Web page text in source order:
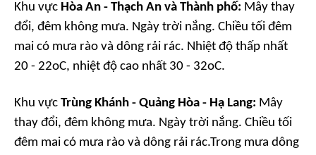
Khu vực Hòa An - Thạch An và Thành phố: Mây thay
đổi, đêm không mưa. Ngày trời nắng. Chiều tối đêm
mai có mưa rào và dông rải rác. Nhiệt độ thấp nhất
20 - 22oC, nhiệt độ cao nhất 30 - 32oC.
Khu vực Trùng Khánh - Quảng Hòa - Hạ Lang: Mây
thay đổi, đêm không mưa. Ngày trời nắng. Chiều tối
đêm mai có mưa rào và dông rải rác.Trong mưa dông